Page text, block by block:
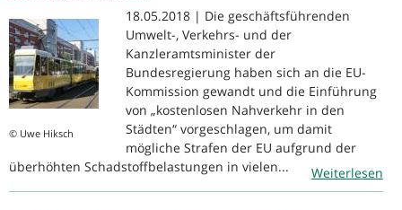
© Uwe Hiksch
18.05.2018 | Die geschäftsführenden
Umwelt-, Verkehrs- und der
Kanzleramtsminister der
Bundesregierung haben sich an die EU-
Kommission gewandt und die Einführung
von „kostenlosen Nahverkehr in den
Städten“ vorgeschlagen, um damit
mögliche Strafen der EU aufgrund der
überhöhten Schadstoffbelastungen in vielen...
Weiterlesen